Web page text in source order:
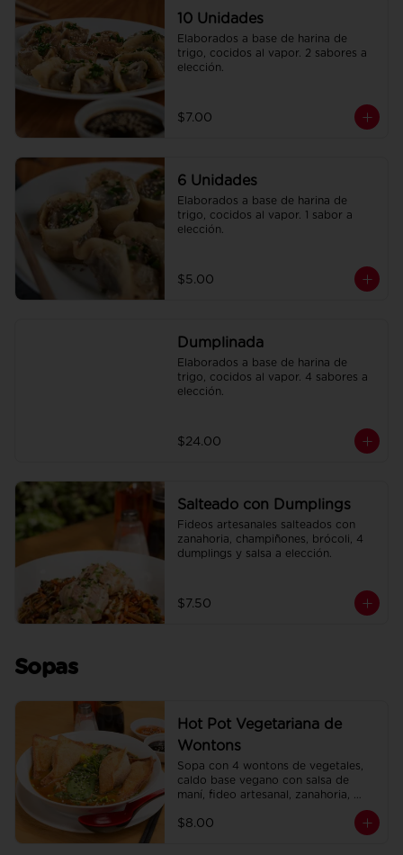
10 Unidades
Elaborados a base de harina de
trigo, cocidos al vapor. 2 sabores a
elección.
$7.00
6 Unidades
Elaborados a base de harina de
trigo, cocidos al vapor. 1 sabor a
elección.
$5.00
Dumplinada
Elaborados a base de harina de
trigo, cocidos al vapor. 4 sabores a
elección.
$24.00
Salteado con Dumplings
Fideos artesanales salteados con
zanahoria, champiñones, brócoli, 4
dumplings y salsa a elección.
$7.50
Sopas
Hot Pot Vegetariana de
Wontons
Sopa con 4 wontons de vegetales,
caldo base vegano con salsa de
maní, fideo artesanal, zanahoria,
$8.00